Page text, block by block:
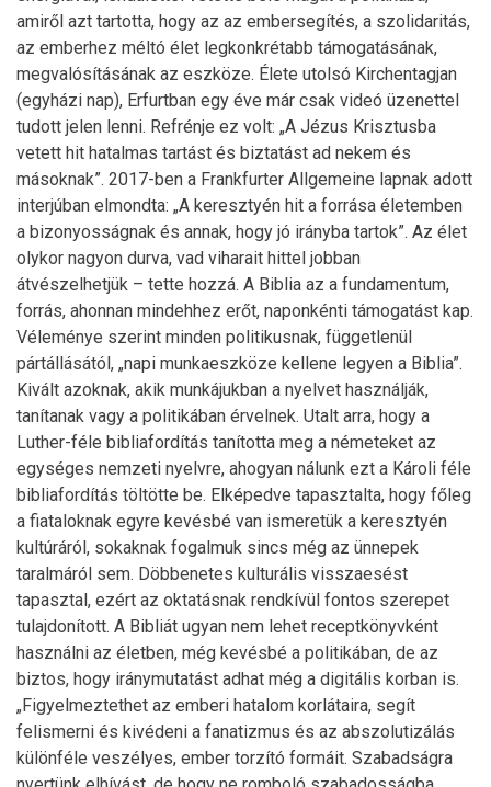
amiről azt tartotta, hogy az az embersegítés, a szolidaritás,
az emberhez méltó élet legkonkrétabb támogatásának,
megvalósításának az eszköze. Élete utolsó Kirchentagjan
(egyházi nap), Erfurtban egy éve már csak videó üzenettel
tudott jelen lenni. Refrénje ez volt: „A Jézus Krisztusba
vetett hit hatalmas tartást és biztatást ad nekem és
másoknak”. 2017-ben a Frankfurter Allgemeine lapnak adott
interjúban elmondta: „A keresztyén hit a forrása életemben
a bizonyosságnak és annak, hogy jó irányba tartok”. Az élet
olykor nagyon durva, vad viharait hittel jobban
átvészelhetjük – tette hozzá. A Biblia az a fundamentum,
forrás, ahonnan mindehhez erőt, naponkénti támogatást kap.
Véleménye szerint minden politikusnak, függetlenül
pártállásától, „napi munkaeszköze kellene legyen a Biblia”.
Kivált azoknak, akik munkájukban a nyelvet használják,
tanítanak vagy a politikában érvelnek. Utalt arra, hogy a
Luther-féle bibliafordítás tanította meg a németeket az
egységes nemzeti nyelvre, ahogyan nálunk ezt a Károli féle
bibliafordítás töltötte be. Elképedve tapasztalta, hogy főleg
a fiataloknak egyre kevésbé van ismeretük a keresztyén
kultúráról, sokaknak fogalmuk sincs még az ünnepek
taralmáról sem. Döbbenetes kulturális visszaesést
tapasztal, ezért az oktatásnak rendkívül fontos szerepet
tulajdonított. A Bibliát ugyan nem lehet receptkönyvként
használni az életben, még kevésbé a politikában, de az
biztos, hogy iránymutatást adhat még a digitális korban is.
„Figyelmeztethet az emberi hatalom korlátaira, segít
felismerni és kivédeni a fanatizmus és az abszolutizálás
különféle veszélyes, ember torzító formáit. Szabadságra